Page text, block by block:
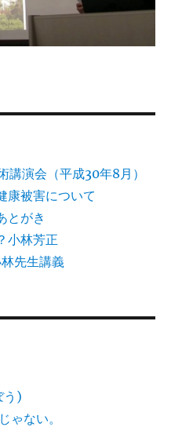
講演会（平成30年8月）
康被害について
とがき
小林芳正
先生講義
う)
ゃない。